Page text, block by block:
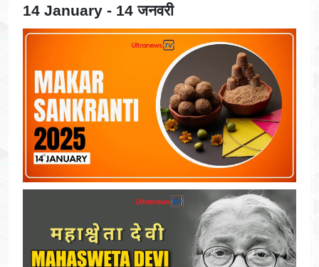
14 January - 14 जनवरी